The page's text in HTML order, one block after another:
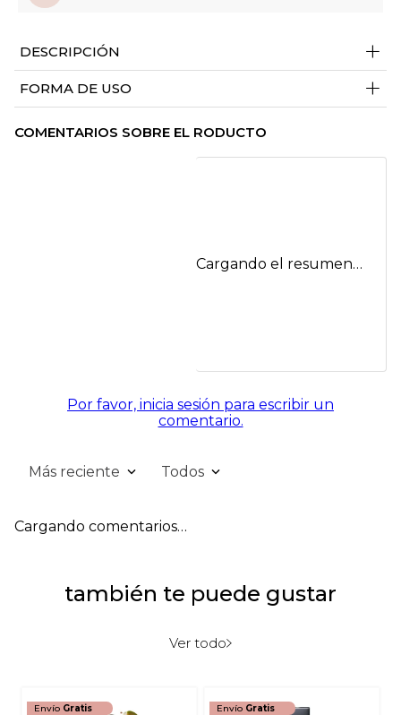
DESCRIPCIÓN +
FORMA DE USO +
COMENTARIOS SOBRE EL RODUCTO
Cargando el resumen…
Por favor, inicia sesión para escribir un
comentario.
Más reciente Todos
Cargando comentarios…
también te puede gustar
Ver todo
Envío Gratis Envío Gratis